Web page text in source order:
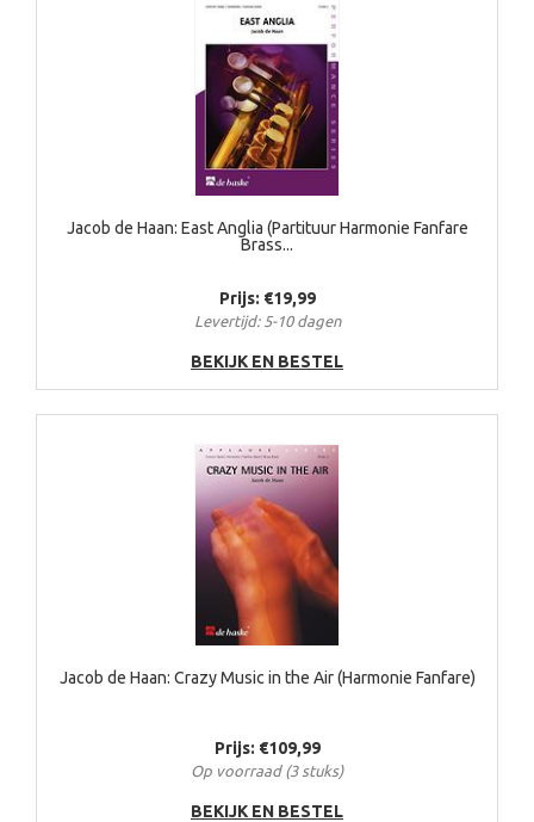
Jacob de Haan: East Anglia (Partituur Harmonie Fanfare
Brass...
Prijs: €19,99
Levertijd: 5-10 dagen
BEKIJK EN BESTEL
Jacob de Haan: Crazy Music in the Air (Harmonie Fanfare)
Prijs: €109,99
Op voorraad (3 stuks)
BEKIJK EN BESTEL